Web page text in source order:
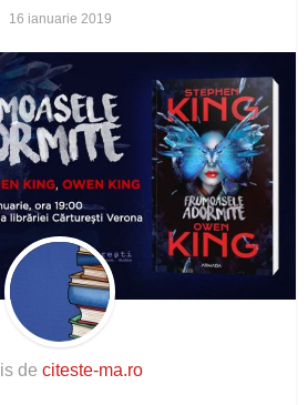
16 ianuarie 2019
de citeste-ma.ro